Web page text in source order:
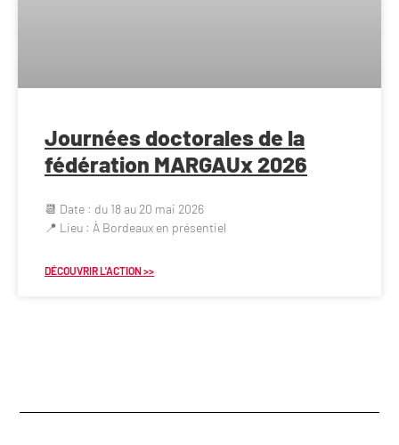
Journées doctorales de la
fédération MARGAUx 2026
📆 Date : du 18 au 20 mai 2026
📍 Lieu : À Bordeaux en présentiel
DÉCOUVRIR L'ACTION >>